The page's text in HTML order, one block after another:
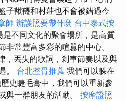
子鞦韆和村莊也不會被錯過今
師 辦護照要帶什麼 台中泰式按
是不同文化的聚會場所，是高質
非常豐富多彩的喧囂的中心。
，丟失的歌詞，剎車節奏以及與
。 台北整骨推薦 我們可以躲在
史睫毛膏中，我們可以重新參
與一群朋友的活動。 按摩證照